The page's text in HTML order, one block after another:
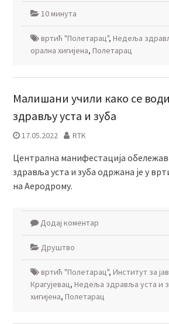
10 минута
вртић "Полетарац", Недеља
орална хигијена, Полетарац
Малишани учили како се
здрављу уста и зуба
17.05.2022 RTK
Централна манифестација
здравља уста и зуба одржана је у
на Аеродрому.
Додај коментар
Друштво
вртић "Полетарац", Институт за
Крагујевац, Недеља здравља уста и
хигијена, Полетарац